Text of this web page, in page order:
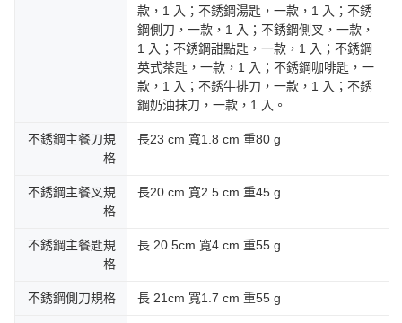
款，1 入；不銹鋼湯匙，一款，1 入；不銹
鋼側刀，一款，1 入；不銹鋼側叉，一款，
1 入；不銹鋼甜點匙，一款，1 入；不銹鋼
英式茶匙，一款，1 入；不銹鋼咖啡匙，一
款，1 入；不銹牛排刀，一款，1 入；不銹
鋼奶油抹刀，一款，1 入。
不銹鋼主餐刀規
格
長23 cm 寬1.8 cm 重80 g
不銹鋼主餐叉規
格
長20 cm 寬2.5 cm 重45 g
不銹鋼主餐匙規
格
長 20.5cm 寬4 cm 重55 g
不銹鋼側刀規格 長 21cm 寬1.7 cm 重55 g